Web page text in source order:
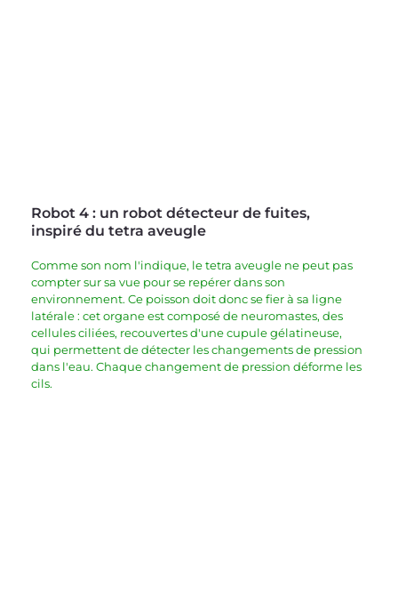
Robot 4 : un robot détecteur de fuites,
inspiré du tetra aveugle
Comme son nom l'indique, le tetra aveugle ne peut pas
compter sur sa vue pour se repérer dans son
environnement. Ce poisson doit donc se fier à sa ligne
latérale : cet organe est composé de neuromastes, des
cellules ciliées, recouvertes d'une cupule gélatineuse,
qui permettent de détecter les changements de pression
dans l'eau. Chaque changement de pression déforme les
cils.